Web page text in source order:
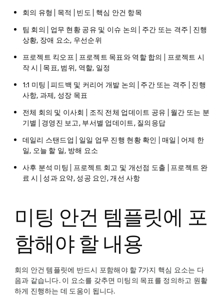
회의 유형 | 목적 | 빈도 | 핵심 안건 항목
팀 회의 | 업무 현황 공유 및 이슈 논의 | 주간 또는 격주 | 진행
상황, 장애 요소, 우선순위
프로젝트 킥오프 | 프로젝트 목표와 역할 합의 | 프로젝트 시
작 시 | 목표, 범위, 역할, 일정
1:1 미팅 | 피드백 및 커리어 개발 논의 | 주간 또는 격주 | 진행
사항, 과제, 성장 목표
전체 회의 및 이사회 | 조직 전체 업데이트 공유 | 월간 또는 분
기별 | 경영진 보고, 부서별 업데이트, 질의응답
데일리 스탠드업 | 일일 업무 진행 현황 확인 | 매일 | 어제 한
일, 오늘 할 일, 방해 요소
사후 분석 미팅 | 프로젝트 회고 및 개선점 도출 | 프로젝트 완
료 시 | 성과 요약, 성공 요인, 개선 사항
미팅 안건 템플릿에 포
함해야 할 내용
회의 안건 템플릿에 반드시 포함해야 할 7가지 핵심 요소는 다
음과 같습니다. 이 요소를 갖추면 미팅의 목표를 정의하고 원활
하게 진행하는 데 도움이 됩니다.